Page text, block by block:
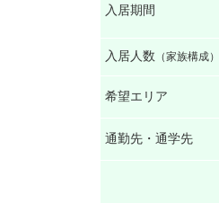
入居期間
入居人数 （家族構成）
希望エリア
通勤先・通学先